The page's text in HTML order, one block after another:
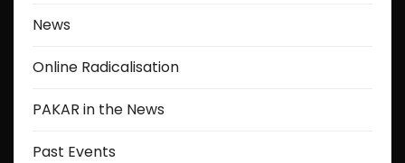
News
Online Radicalisation
PAKAR in the News
Past Events